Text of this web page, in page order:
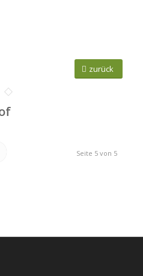
zurück
Seite 5 von 5